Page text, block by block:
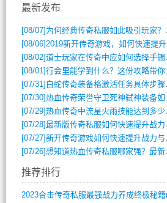
最新发布
[08/07] 为何经典传奇私服如此吸引玩家？深度攻略解析
[08/06]2019新开传奇游戏，如何快速提升角色等级？
[08/02]道士玩家在传奇中应如何选择手镯装备？
[08/01]行会里能学到什么？这份攻略带你全掌握
[07/31] 白蛇传奇装备格激活任务具体步骤是什么？如何完成？
[07/30]热血传奇荣誉守卫死神弑神装备如何获取与佩戴攻略？
[07/29]热血传奇中流星火雨技能达到多少级可以开始练装备？
[07/28]最新版传奇私服如何快速提升战力与获取稀有装备？
[07/27]新开传奇游戏如何快速提升战力与获取稀有装备？
[07/26]想知道热血传奇私服哪家强？最新排行榜攻略全解析
推荐排行